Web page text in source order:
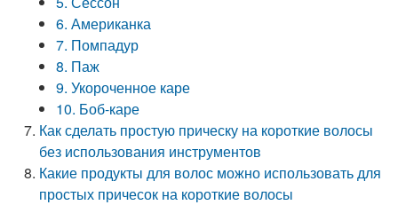
6. Американка
7. Помпадур
8. Паж
9. Укороченное каре
10. Боб-каре
Как сделать простую прическу на короткие волосы
без использования инструментов
Какие продукты для волос можно использовать для
простых причесок на короткие волосы